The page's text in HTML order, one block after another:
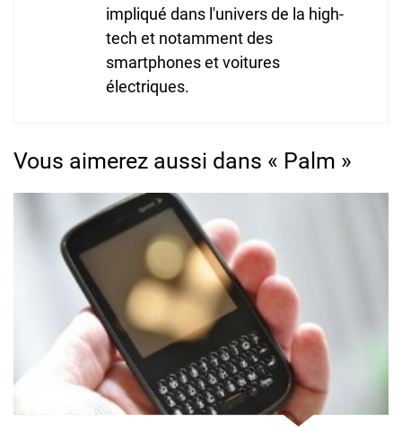
impliqué dans l'univers de la high-
tech et notamment des
smartphones et voitures
électriques.
Vous aimerez aussi dans « Palm »